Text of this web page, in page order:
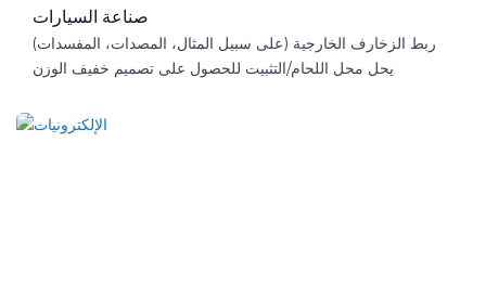
صناعة السيارات
ربط الزخارف الخارجية (على سبيل المثال، المصدات، المفسدات)
يحل محل اللحام/التثبيت للحصول على تصميم خفيف الوزن